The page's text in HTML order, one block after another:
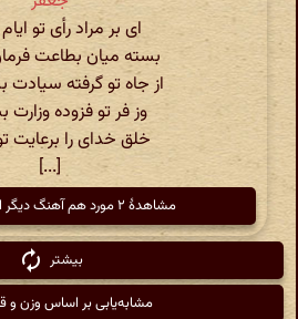
ای بر مراد رأی تو
بسته میان بطاعت
از جاه تو گرفته
وز فر تو فزوده وزارت
خلق خدای را برعایت
[...]
مشاهدهٔ ۲ مورد هم آهنگ دیگر از وطواط
بیشتر
مشابه‌یابی بر اساس وزن و